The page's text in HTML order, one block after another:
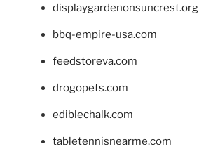
displaygardenonsuncrest.org
bbq-empire-usa.com
feedstoreva.com
drogopets.com
ediblechalk.com
tabletennisnearme.com